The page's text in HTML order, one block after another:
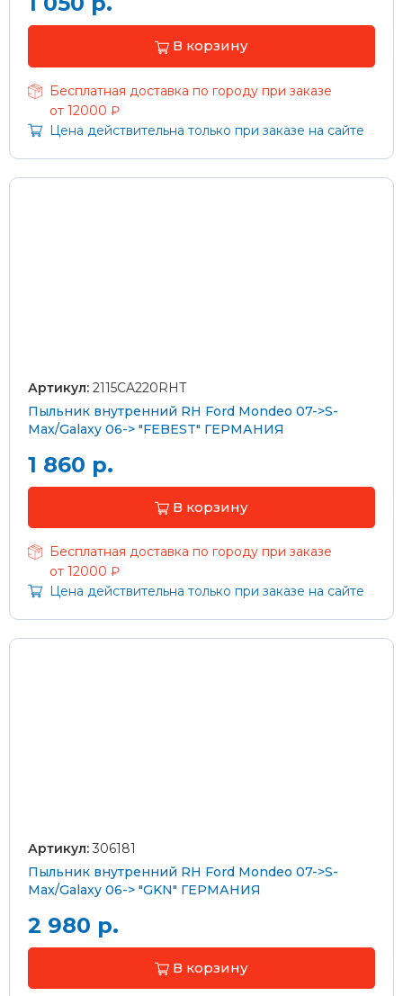
В корзину
Бесплатная доставка по городу при заказе
от 12000 ₽
Цена действительна только при заказе на сайте
Артикул: 2115CA220RHT
Пыльник внутренний RH Ford Mondeo 07->S-
Max/Galaxy 06-> "FEBEST" ГЕРМАНИЯ
1 860 р.
В корзину
Бесплатная доставка по городу при заказе
от 12000 ₽
Цена действительна только при заказе на сайте
Артикул: 306181
Пыльник внутренний RH Ford Mondeo 07->S-
Max/Galaxy 06-> "GKN" ГЕРМАНИЯ
2 980 р.
В корзину